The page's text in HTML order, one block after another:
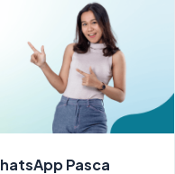
Pasca